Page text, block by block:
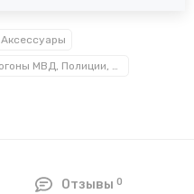
Аксессуары
Погоны МВД, Полиции, Росгвардии, Прокуратуры
Отзывы 0